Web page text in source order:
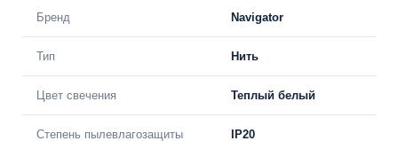
Бренд Navigator
Тип Нить
Цвет свечения Теплый белый
Степень пылевлагозащиты IP20